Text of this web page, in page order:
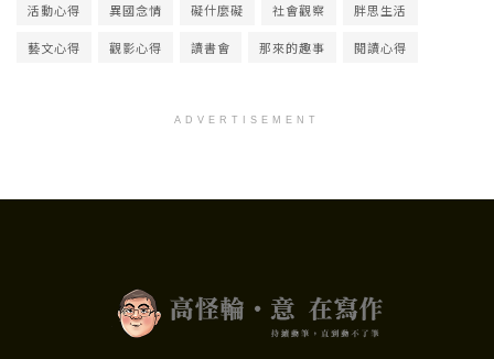
活動心得 異國念情 礙什麼礙 社會觀察 胖思生活
藝文心得 觀影心得 讀書會 那來的趣事 閱讀心得
ADVERTISEMENT